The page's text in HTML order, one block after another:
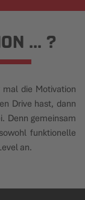
... ?
die Motivation
Drive hast, dann
Denn gemeinsam
funktionelle
an.